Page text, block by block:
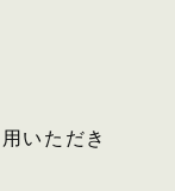
いただき